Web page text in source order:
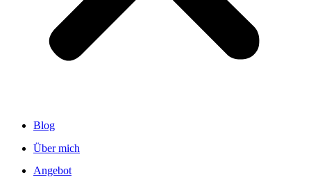
Blog
Über mich
Angebot